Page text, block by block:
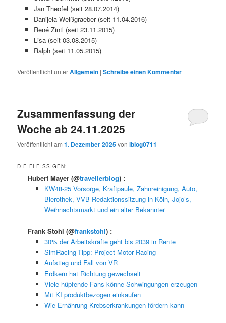
Jan Theofel (seit 28.07.2014)
Danijela Weißgraeber (seit 11.04.2016)
René Zintl (seit 23.11.2015)
Lisa (seit 03.08.2015)
Ralph (seit 11.05.2015)
Veröffentlicht unterAllgemein |Schreibe einen Kommentar
Zusammenfassung der
Woche ab 24.11.2025
Veröffentlicht am1. Dezember 2025voniblog0711
DIE FLEISSIGEN:
Hubert Mayer(@travellerblog) :
KW48-25 Vorsorge, Kraftpaule, Zahnreinigung, Auto,
Bierothek, VVB Redaktionssitzung in Köln, Jojo’s,
Weihnachtsmarkt und ein alter Bekannter
Frank Stohl(@frankstohl) :
30% der Arbeitskräfte geht bis 2039 in Rente
SimRacing-Tipp: Project Motor Racing
Aufstieg und Fall von VR
Erdkern hat Richtung gewechselt
Viele hüpfende Fans könne Schwingungen erzeugen
Mit KI produktbezogen einkaufen
Wie Ernährung Krebserkrankungen fördern kann